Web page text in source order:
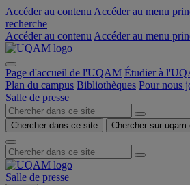
Accéder au contenu Accéder au menu
recherche
Accéder au contenu Accéder au menu
Page d'accueil de l'UQAM Étudier à
Plan du campus Bibliothèques Pour nous
Salle de presse
Chercher dans ce site Chercher sur
Salle de presse